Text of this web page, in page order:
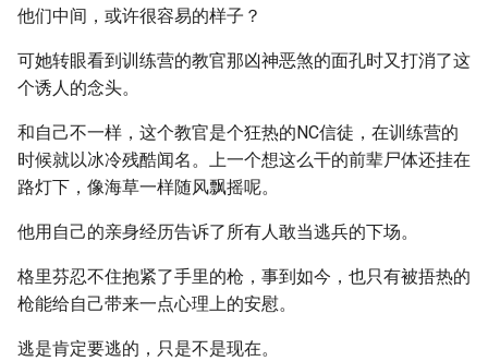
他们中间，或许很容易的样子？
可她转眼看到训练营的教官那凶神恶煞的面孔时又打消了这
个诱人的念头。
和自己不一样，这个教官是个狂热的NC信徒，在训练营的
时候就以冰冷残酷闻名。上一个想这么干的前辈尸体还挂在
路灯下，像海草一样随风飘摇呢。
他用自己的亲身经历告诉了所有人敢当逃兵的下场。
格里芬忍不住抱紧了手里的枪，事到如今，也只有被捂热的
枪能给自己带来一点心理上的安慰。
逃是肯定要逃的，只是不是现在。